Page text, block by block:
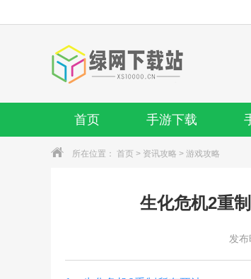
首页 手游下载
所在位置： 首页 > 资讯攻略 > 游戏攻略
生化危机2重
发